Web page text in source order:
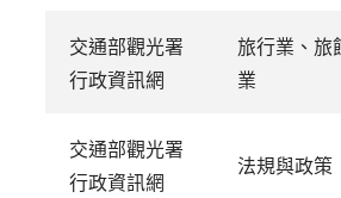
交通部觀光署
行政資訊網
旅行業、旅
業
交通部觀光署
行政資訊網
法規與政策